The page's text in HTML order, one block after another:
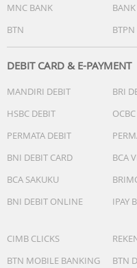
hingga 24 jam (kenaikan
kenaikan 1 jam)
Sinyal waktu hitungan
Fitur peringatan flash
sinyal waktu hitungan
alarm waktu habis
MNC BANK
BTN
BTPN
DEBIT CARD & E-PAYMENT
MANDIRI DEBIT BRI
HSBC DEBIT
PERMATA DEBIT
BNI DEBIT CARD
BCA
BCA SAKUKU
BNI DEBIT ONLINE
IPAY
CIMB CLICKS
BTN MOBILE BANKING
BTN